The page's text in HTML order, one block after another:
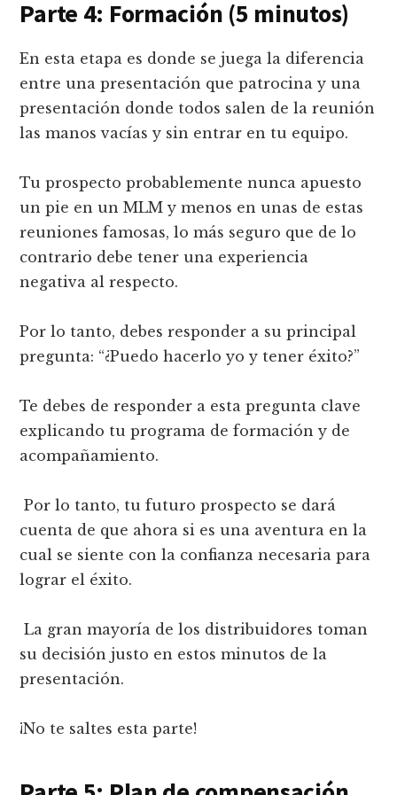
Parte 4: Formación (5 minutos)
En esta etapa es donde se juega la diferencia
entre una presentación que patrocina y una
presentación donde todos salen de la reunión
las manos vacías y sin entrar en tu equipo.
Tu prospecto probablemente nunca apuesto
un pie en un MLM y menos en unas de estas
reuniones famosas, lo más seguro que de lo
contrario debe tener una experiencia
negativa al respecto.
Por lo tanto, debes responder a su principal
pregunta: “¿Puedo hacerlo yo y tener éxito?”
Te debes de responder a esta pregunta clave
explicando tu programa de formación y de
acompañamiento.
Por lo tanto, tu futuro prospecto se dará
cuenta de que ahora si es una aventura en la
cual se siente con la confianza necesaria para
lograr el éxito.
La gran mayoría de los distribuidores toman
su decisión justo en estos minutos de la
presentación.
¡No te saltes esta parte!